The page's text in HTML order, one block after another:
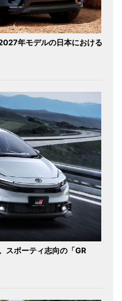
年モデルの日本における
スポーティ志向の「GR